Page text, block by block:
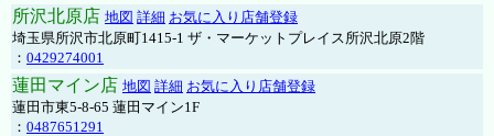
所沢北原店 地図 詳細 お気に入り店舗登録
埼玉県所沢市北原町1415-1 ザ・マーケットプレイス所沢北原2階
： 0429274001
蓮田マイン店 地図 詳細 お気に入り店舗登録
蓮田市東5-8-65 蓮田マイン1F
： 0487651291